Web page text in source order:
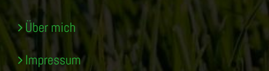
Über mich
Impressum